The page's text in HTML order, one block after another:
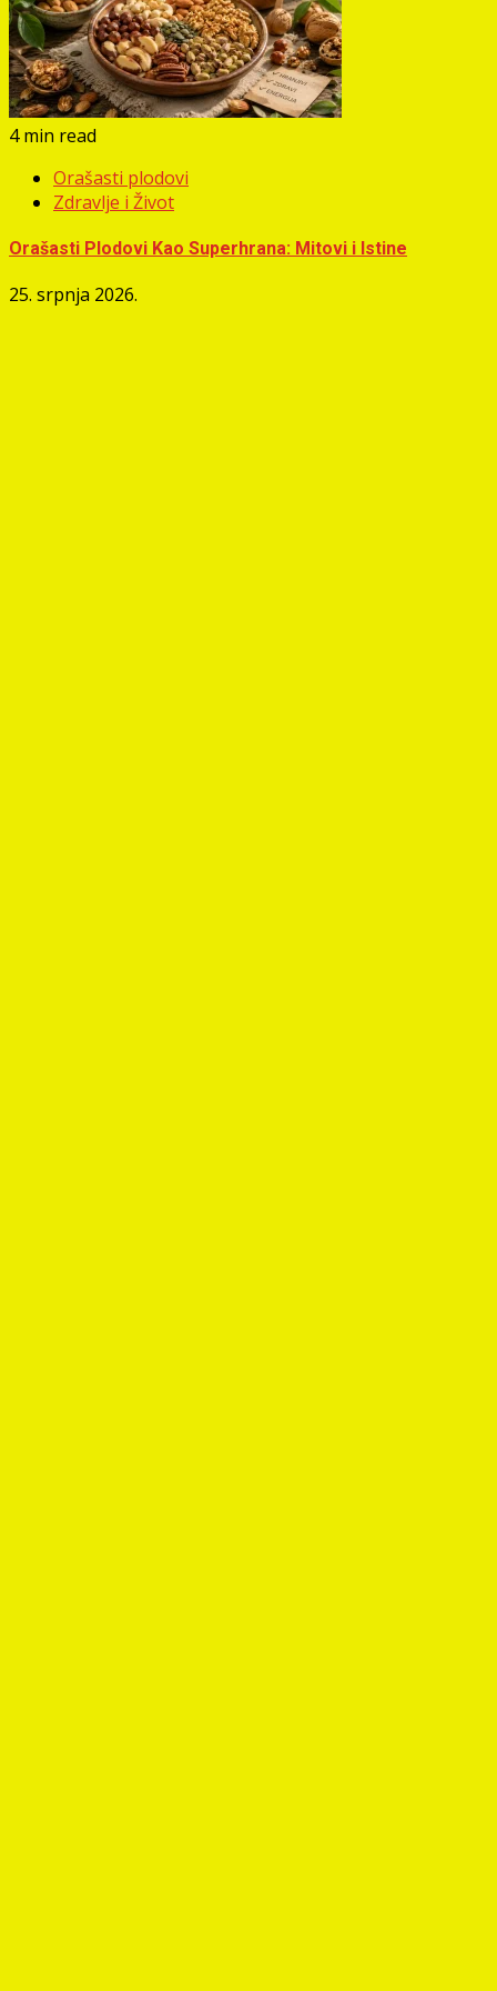
4 min read
Orašasti plodovi
Zdravlje i Život
Orašasti Plodovi Kao Superhrana: Mitovi i Istine
25. srpnja 2026.